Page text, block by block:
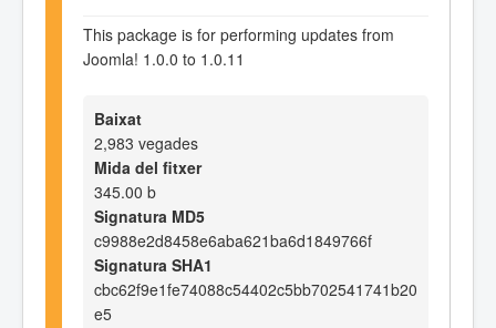
This package is for performing updates from
Joomla! 1.0.0 to 1.0.11
Baixat
2,983 vegades
Mida del fitxer
345.00 b
Signatura MD5
c9988e2d8458e6aba621ba6d1849766f
Signatura SHA1
cbc62f9e1fe74088c54402c5bb702541741b20
e5